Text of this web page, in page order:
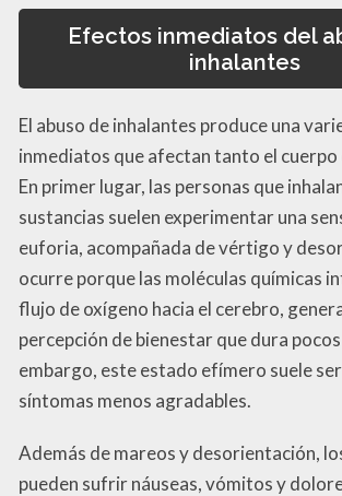
Efectos inmediatos del
inhalantes
El abuso de inhalantes produce una
inmediatos que afectan tanto el cuerpo
En primer lugar, las personas que
sustancias suelen experimentar una
euforia, acompañada de vértigo y
ocurre porque las moléculas químicas
flujo de oxígeno hacia el cerebro,
percepción de bienestar que dura
embargo, este estado efímero suele
síntomas menos agradables.
Además de mareos y desorientación,
pueden sufrir náuseas, vómitos y